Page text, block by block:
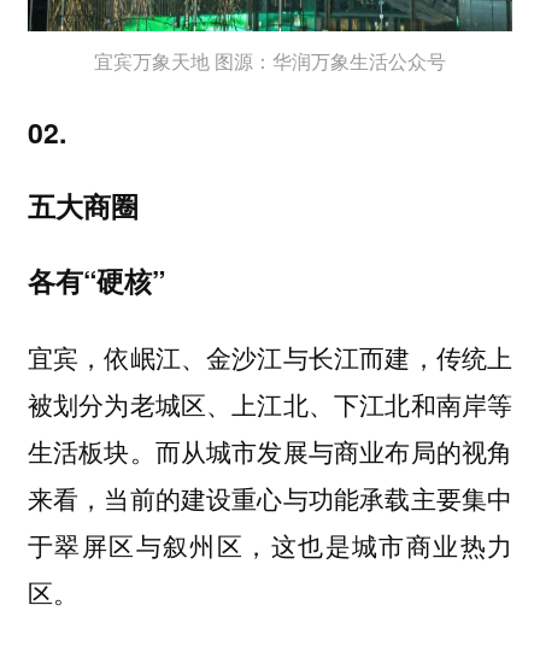
宜宾万象天地 图源：华润万象生活公众号
02.
五大商圈
各有“硬核”
宜宾，依岷江、金沙江与长江而建，传统上
被划分为老城区、上江北、下江北和南岸等
生活板块。而从城市发展与商业布局的视角
来看，当前的建设重心与功能承载主要集中
于翠屏区与叙州区，这也是城市商业热力
区。